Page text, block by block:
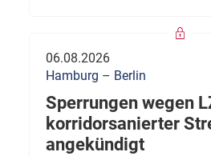
06.08.2026
Hamburg – Berlin
Sperrungen wegen
korridorsanierter
angekündigt